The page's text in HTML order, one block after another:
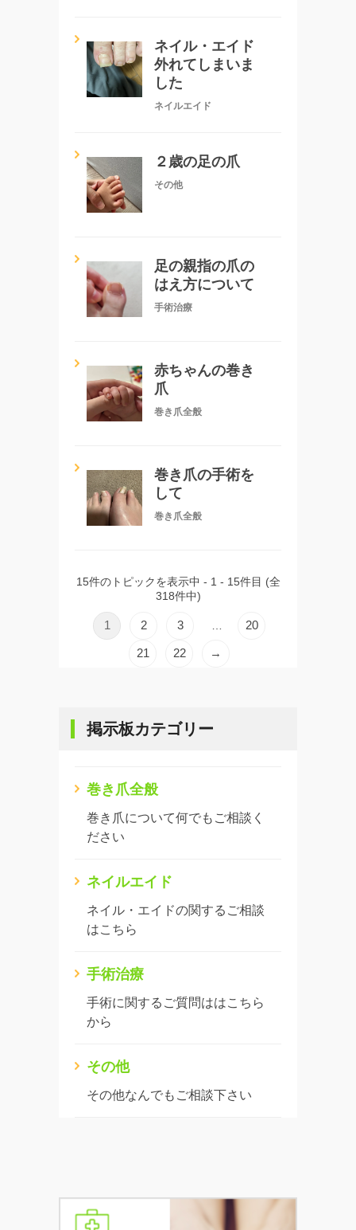
ネイル・エイド
外れてしまいま
した
ネイルエイド
２歳の足の爪
その他
足の親指の爪の
はえ方について
手術治療
赤ちゃんの巻き
爪
巻き爪全般
巻き爪の手術を
して
巻き爪全般
15件のトピックを表示中 - 1 - 15件目 (全
318件中)
1 2 3 … 20
21 22 →
掲示板カテゴリー
巻き爪全般
巻き爪について何でもご相談く
ださい
ネイルエイド
ネイル・エイドの関するご相談
はこちら
手術治療
手術に関するご質問ははこちら
から
その他
その他なんでもご相談下さい